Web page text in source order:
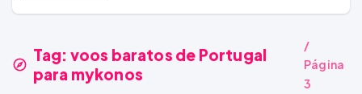
Tag: voos baratos de Portugal
para mykonos
/
Página
3